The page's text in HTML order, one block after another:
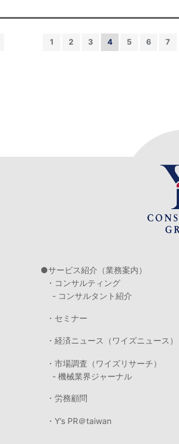
1 2 3 4 5 6 7
サービス紹介（業務案内）
・コンサルティング
- コンサルタント紹介
・セミナー
・経済ニュース（ワイズニュース）
・市場調査（ワイズリサーチ）
- 機械業界ジャーナル
・労務顧問
・Y’s PR＠taiwan